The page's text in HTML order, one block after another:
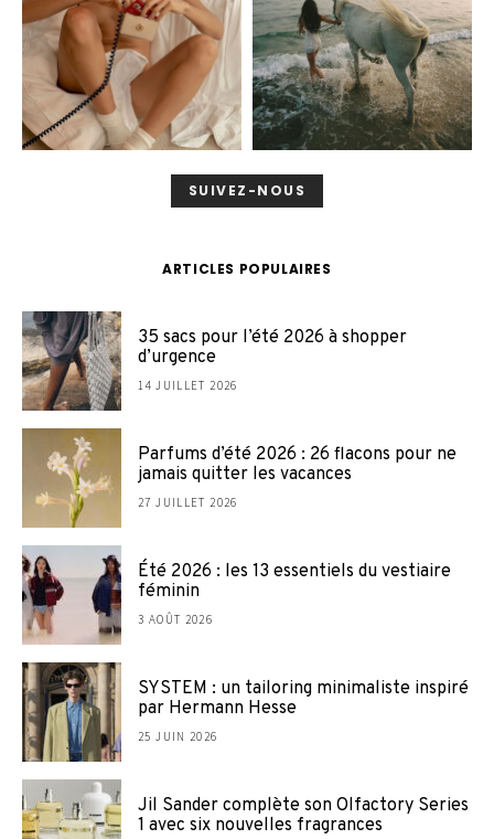
SUIVEZ-NOUS
ARTICLES POPULAIRES
35 sacs pour l’été 2026 à shopper
d’urgence
14 JUILLET 2026
Parfums d’été 2026 : 26 flacons pour ne
jamais quitter les vacances
27 JUILLET 2026
Été 2026 : les 13 essentiels du vestiaire
féminin
3 AOÛT 2026
SYSTEM : un tailoring minimaliste inspiré
par Hermann Hesse
25 JUIN 2026
Jil Sander complète son Olfactory Series
1 avec six nouvelles fragrances